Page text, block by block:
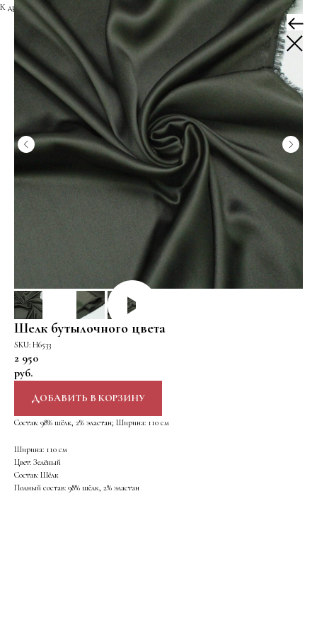
К другим тканям
Шелк бутылочного цвета
SKU: Н6533
2 950
руб.
ДОБАВИТЬ В КОРЗИНУ
Состав: 98% шёлк, 2% эластан; Ширина: 110 см
Ширина: 110 см
Цвет: Зелёный
Состав: Шёлк
Полный состав: 98% шёлк, 2% эластан